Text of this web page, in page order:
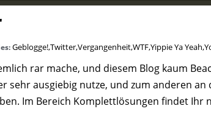
Geblogge!,Twitter,Vergangenheit,WTF,Yippie Ya Yeah,
rar mache, und diesem Blog kaum
sehr ausgiebig nutze, und zum anderen
Im Bereich Komplettlösungen findet Ihr